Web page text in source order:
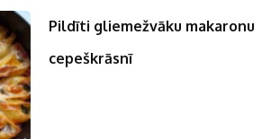
Pildīti gliemežvāku makaronu
cepeškrāsnī